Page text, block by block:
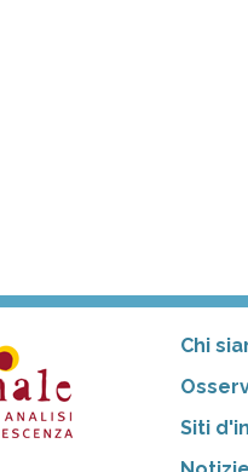
Chi
Siti